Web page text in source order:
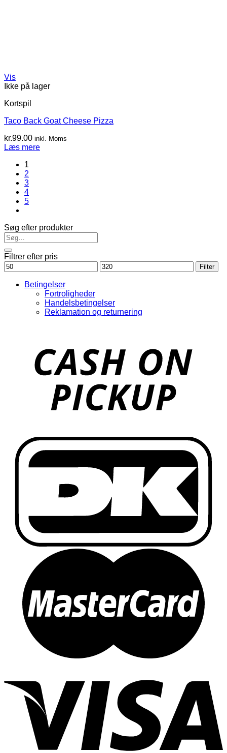
Vis
Ikke på lager
Kortspil
Taco Back Goat Cheese Pizza
kr.99.00 inkl. Moms
Læs mere
1
2
3
4
5
Søg efter produkter
Filtrer efter pris
Mindste
pris
Højeste
pris
Filter
Betingelser
Fortroligheder
Handelsbetingelser
Reklamation og returnering